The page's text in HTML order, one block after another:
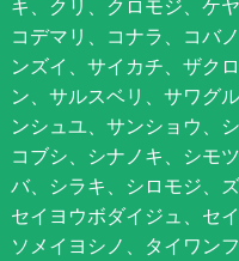
キ、クリ、クロモジ、ケ
コデマリ、コナラ、コバ
ンズイ、サイカチ、ザク
ン、サルスベリ、サワグ
ンシュユ、サンショウ、
コブシ、シナノキ、シモ
バ、シラキ、シロモジ、
セイヨウボダイジュ、セ
ソメイヨシノ、タイワン